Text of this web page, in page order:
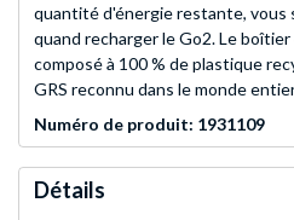
quantité d'énergie restante, vous
quand recharger le Go2. Le
composé à 100 % de plastique
GRS reconnu dans le monde
Numéro de produit: 1931109
Détails